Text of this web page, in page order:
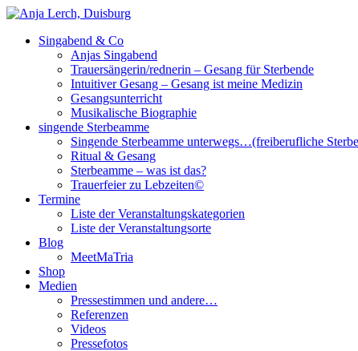
Anjas Welt
Singende Sterbeamme
Singabend & Co
Anjas Singabend
Trauersängerin/rednerin – Gesang für Sterbende
Intuitiver Gesang – Gesang ist meine Medizin
Gesangsunterricht
Musikalische Biographie
singende Sterbeamme
Singende Sterbeamme unterwegs…(freiberufliche
Ritual & Gesang
Sterbeamme – was ist das?
Trauerfeier zu Lebzeiten©
Termine
Liste der Veranstaltungskategorien
Liste der Veranstaltungsorte
Blog
MeetMaTria
Shop
Medien
Pressestimmen und andere…
Referenzen
Videos
Pressefotos